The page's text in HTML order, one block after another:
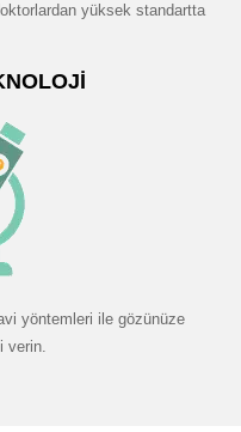
yüksek standartta
yöntemleri ile gözünüze
verin.